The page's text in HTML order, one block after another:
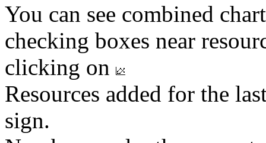
You can see combined
checking boxes near
clicking on
Resources added for the
sign.